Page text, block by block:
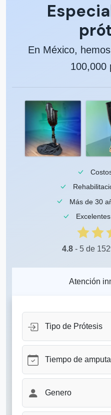
entradas
En México,
100,000
Más de 30
4.8- 5 de
Atención